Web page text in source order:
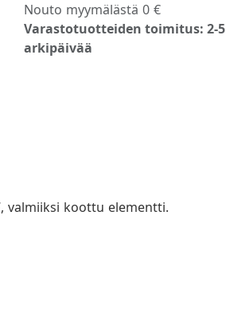
Nouto myymälästä 0 €
Varastotuotteiden toimitus: 2-5
arkipäivää
valmiiksi koottu elementti.